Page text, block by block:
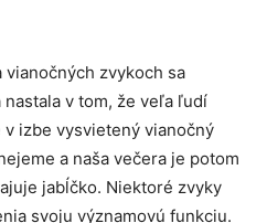
zvykoch sa
nastala v tom, že veľa ľudí
izbe vysvietený vianočný
a naša večera je potom
jabĺčko. Niektoré zvyky
svoju významovú funkciu.